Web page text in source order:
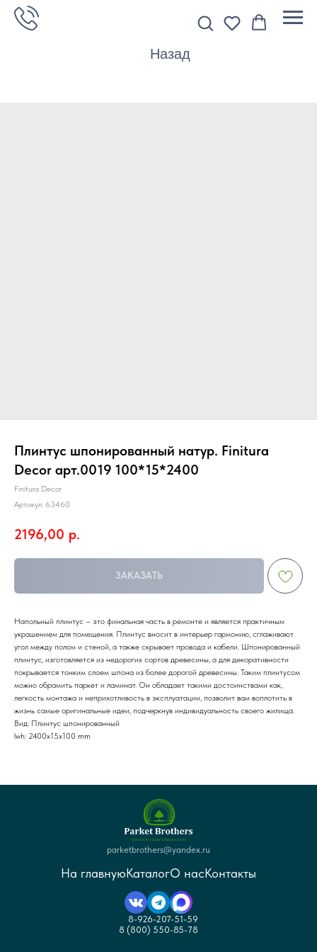
Назад
Плинтус шпонированный натур. Finitura
Decor арт.0019 100*15*2400
Finitura Decor
Артикул: 63460
2196,00 р.
ЗАКАЗАТЬ
Напольный плинтус – это финальная часть в ремонте и является практичным
украшением для помещения. Плинтус вносит в интерьер гармонию, сглаживают
угол между полом и стеной, а также скрывает провода и кабели. Шпонированный
плинтус, изготовляется из недорогих сортов древесины, а для декоративности
покрывается тонким слоем шпона из более дорогой древесины. Таким плинтусом
можно обрамить паркет и ламинат. Он обладает такими достоинствами как,
легкость монтажа и неприхотливость в эксплуатации, позволит вам воплотить в
жизнь самые оригинальные идеи, подчеркнув индивидуальность своего жилища.
Вид: Плинтус шпонированный
lwh: 2400x15x100 mm
parketbrothers@yandex.ru
На главнуюКаталогО насКонтакты
8-926-207-51-59
8 (800) 550-85-78